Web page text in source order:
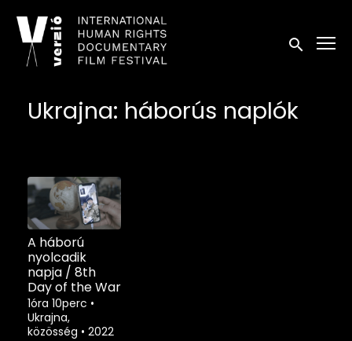
Kisegítő lehetőségek linkek
Keresés
Ukrajna: háborús naplók
A háború
nyolcadik
napja / 8th
Day of the War
1óra 10perc •
Ukrajna,
közösség • 2022